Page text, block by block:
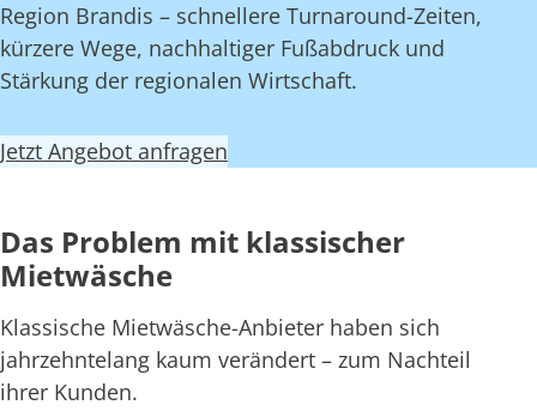
Region Brandis – schnellere Turnaround-Zeiten,
kürzere Wege, nachhaltiger Fußabdruck und
Stärkung der regionalen Wirtschaft.
Jetzt Angebot anfragen
Das Problem mit klassischer
Mietwäsche
Klassische Mietwäsche-Anbieter haben sich
jahrzehntelang kaum verändert – zum Nachteil
ihrer Kunden.